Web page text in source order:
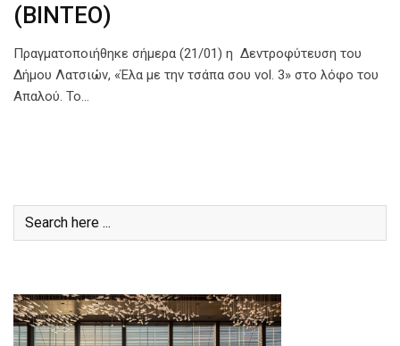
(ΒΙΝΤΕΟ)
Πραγματοποιήθηκε σήμερα (21/01) η Δεντροφύτευση του
Δήμου Λατσιών, «Έλα με την τσάπα σου vol. 3» στο λόφο του
Απαλού. Το…